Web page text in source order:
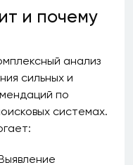
и почему
анализ
сильных и
по
системах.